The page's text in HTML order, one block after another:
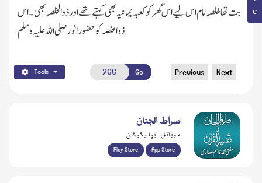
بت تھا خلصہ نام اس لیے اس گھر کو کعبہ یمانیہ بھی کہتے تھے اور ذوالخلصہ بھی۔اس
ذوالخلصہ کو حضور انور صلی اللہ علیہ و سلم
Tools Go Previous Next
صراط الجنان
موبائل ایپلیکیشن
Play Store App Store